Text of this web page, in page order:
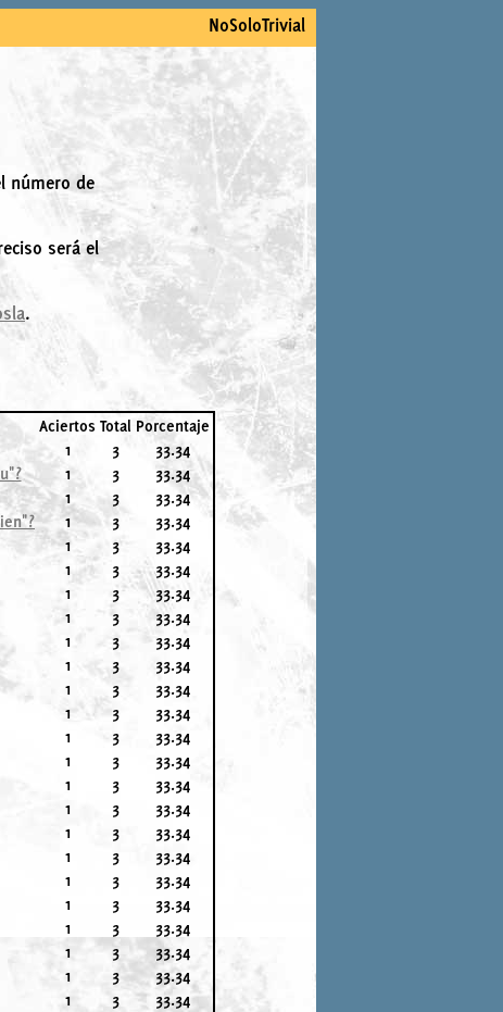
NoSoloTrivial
número de
será el
.
Aciertos Total Porcentaje
1 3
33.34
1 3
33.34
1 3
33.34
1 3
33.34
1 3
33.34
1 3
33.34
1 3
33.34
1 3
33.34
1 3
33.34
1 3
33.34
1 3
33.34
1 3
33.34
1 3
33.34
1 3
33.34
1 3
33.34
1 3
33.34
1 3
33.34
1 3
33.34
1 3
33.34
1 3
33.34
1 3
33.34
1 3
33.34
1 3
33.34
1 3
33.34